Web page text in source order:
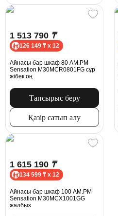
1 513 790 ₸
126 149 ₸ x 12
Айнасы бар шкаф 80 AM.PM
Sensation M30MCR0801FG сұр
жібек оң
Тапсырыс беру
Қазір сатып алу
1 615 190 ₸
134 599 ₸ x 12
Айнасы бар шкаф 100 AM.PM
Sensation M30MCX1001GG
жалбыз